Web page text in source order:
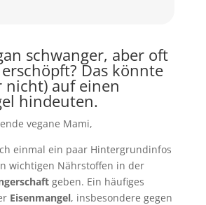
schwanger, aber oft
Das könnte
nicht) auf einen
hindeuten.
vegane Mami,
einmal ein paar Hintergrundinfos
wichtigen Nährstoffen in der
geben. Ein häufiges
Eisenmangel, insbesondere gegen